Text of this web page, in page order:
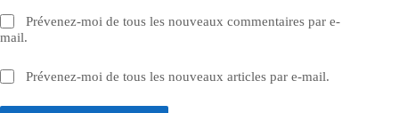
Prévenez-moi de tous les nouveaux commentaires par e-
mail.
Prévenez-moi de tous les nouveaux articles par e-mail.